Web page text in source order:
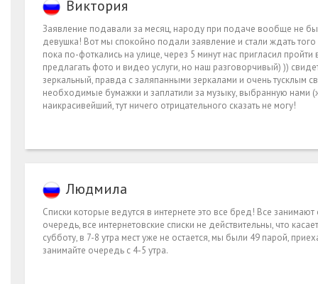
Виктория
Заявление подавали за месяц, народу при подаче вообще не
девушка! Вот мы спокойно подали заявление и стали ждать
пока по-фоткались на улице, через 5 минут нас пригласил
предлагать фото и видео услуги, но наш разговорчивый) ))
зеркальный, правда с заляпанными зеркалами и очень тусклым
необходимые бумажки и заплатили за музыку, выбранную нами
наикрасивейший, тут ничего отрицательного сказать не могу!
Людмила
Списки которые ведутся в интернете это все бред! Все
очередь, все интернетовские списки не действительны, что
субботу, в 7-8 утра мест уже не остается, мы были 49 парой,
занимайте очередь с 4-5 утра.